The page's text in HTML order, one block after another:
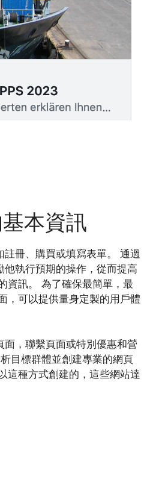
本資訊
冊、購買或填寫表單。 通過
執行預期的操作，從而提高
資訊。 為了確保最簡單，最
，可以提供量身定製的用戶體
，聯繫頁面或特別優惠和營
目標群體並創建專業的網頁
這種方式創建的，這些網站達